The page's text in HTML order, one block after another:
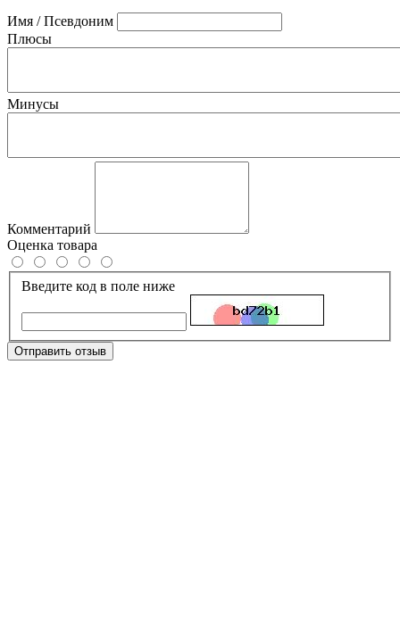
Имя / Псевдоним
Плюсы
Минусы
Комментарий
Оценка товара
Введите код в поле ниже
Отправить отзыв